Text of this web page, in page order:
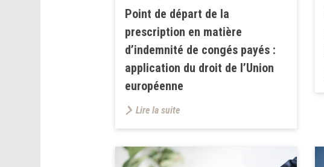
Point de départ de la
prescription en matière
d’indemnité de congés payés :
application du droit de l’Union
européenne
Lire la suite